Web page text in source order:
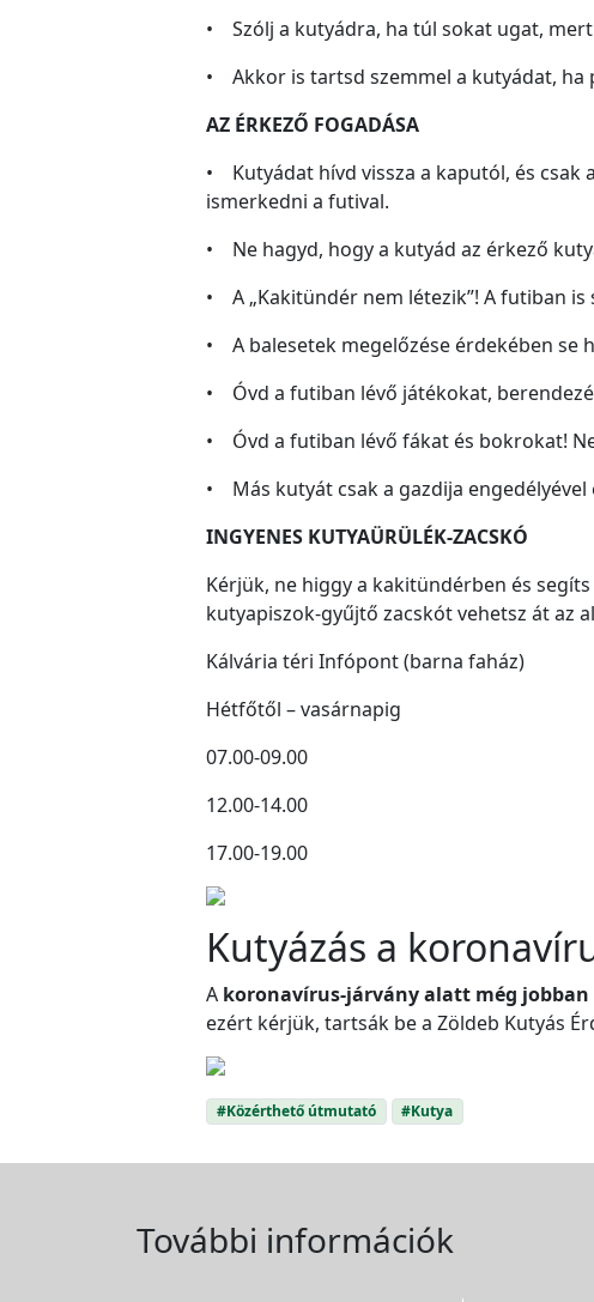
• Szólj a kutyádra, ha túl sokat ugat,
• Akkor is tartsd szemmel a kutyádat, ha
AZ ÉRKEZŐ FOGADÁSA
• Kutyádat hívd vissza a kaputól, és csak
ismerkedni a futival.
• Ne hagyd, hogy a kutyád az érkező
• A „Kakitündér nem létezik”! A futiban
• A balesetek megelőzése érdekében se
• Óvd a futiban lévő játékokat,
• Óvd a futiban lévő fákat és bokrokat!
• Más kutyát csak a gazdija
INGYENES KUTYAÜRÜLÉK-ZACSKÓ
Kérjük, ne higgy a kakitündérben és
kutyapiszok-gyűjtő zacskót vehetsz át az
Kálvária téri Infópont (barna faház)
Hétfőtől – vasárnapig
07.00-09.00
12.00-14.00
17.00-19.00
Kutyázás a
A koronavírus-járvány alatt még
ezért kérjük, tartsák be a Zöldeb Kutyás
#Közérthető útmutató #Kutya
További információk